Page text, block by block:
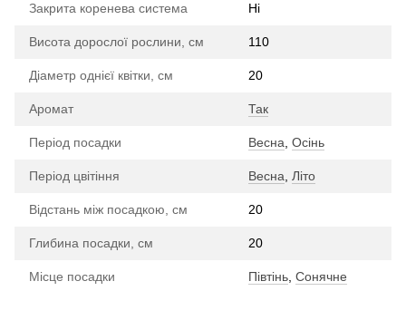
Закрита коренева система Ні
Висота дорослої рослини, см 110
Діаметр однієї квітки, см 20
Аромат Так
Період посадки Весна Осінь
Період цвітіння Весна Літо
Відстань між посадкою, см 20
Глибина посадки, см 20
Місце посадки Півтінь Сонячне